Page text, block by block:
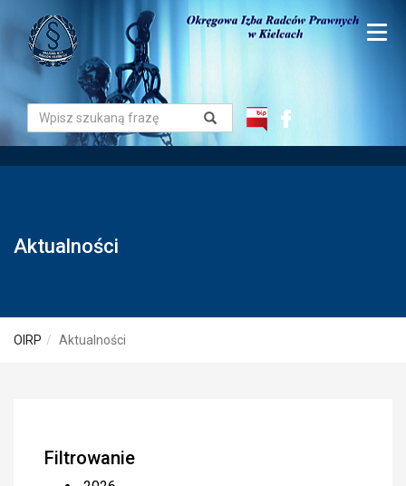
Aktualności
OIRP Aktualności
Filtrowanie